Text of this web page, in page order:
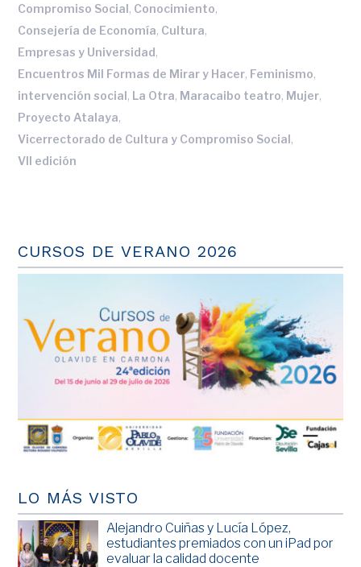
Compromiso Social, Conocimiento,
Consejería de Economía, Cultura,
Empresas y Universidad,
Encuentros Mil Formas de Mirar y Hacer, Feminismo,
intervención social, La Otra, Maracaibo teatro, Mujer,
Proyecto Atalaya,
Vicerrectorado de Cultura y Compromiso Social,
VII edición
CURSOS DE VERANO 2026
LO MÁS VISTO
Alejandro Cuiñas y Lucía López,
estudiantes premiados con un iPad por
evaluar la calidad docente